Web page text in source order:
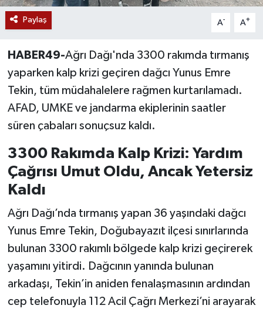
Paylaş A- A+
HABER49-Ağrı Dağı'nda 3300 rakımda tırmanış
yaparken kalp krizi geçiren dağcı Yunus Emre
Tekin, tüm müdahalelere rağmen kurtarılamadı.
AFAD, UMKE ve jandarma ekiplerinin saatler
süren çabaları sonuçsuz kaldı.
3300 Rakımda Kalp Krizi: Yardım
Çağrısı Umut Oldu, Ancak Yetersiz
Kaldı
Ağrı Dağı’nda tırmanış yapan 36 yaşındaki dağcı
Yunus Emre Tekin, Doğubayazıt ilçesi sınırlarında
bulunan 3300 rakımlı bölgede kalp krizi geçirerek
yaşamını yitirdi. Dağcının yanında bulunan
arkadaşı, Tekin’in aniden fenalaşmasının ardından
cep telefonuyla 112 Acil Çağrı Merkezi’ni arayarak
Korkut
Varto